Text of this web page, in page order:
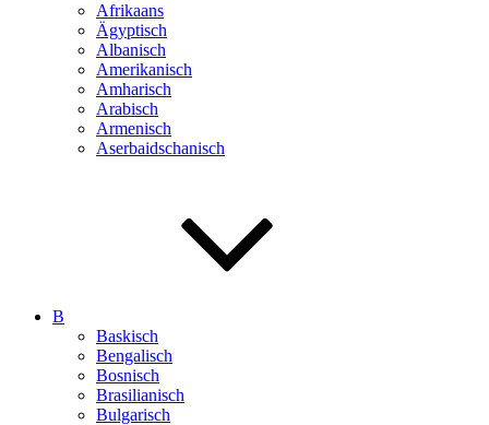
Afrikaans
Ägyptisch
Albanisch
Amerikanisch
Amharisch
Arabisch
Armenisch
Aserbaidschanisch
B
Baskisch
Bengalisch
Bosnisch
Brasilianisch
Bulgarisch